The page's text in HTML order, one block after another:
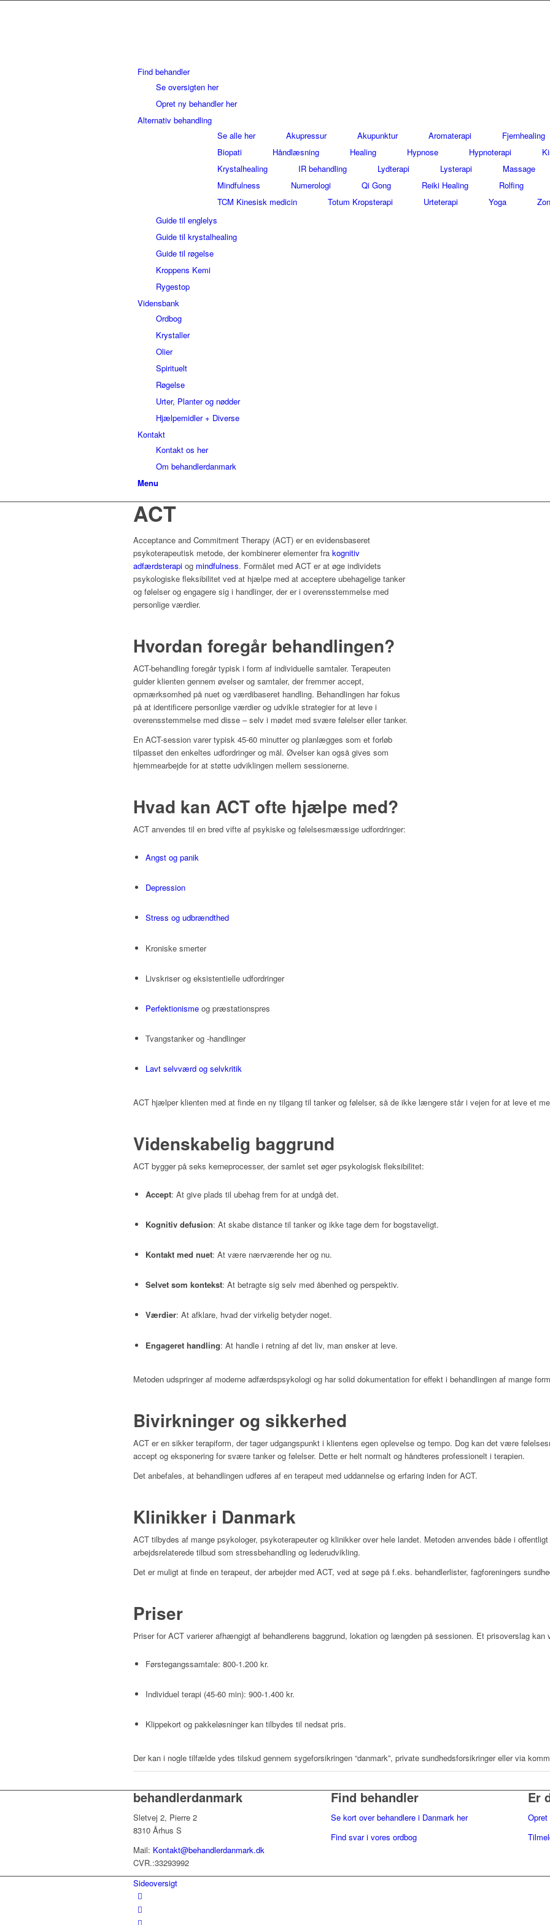
Find behandler
Se oversigten her
Opret ny behandler her
Alternativ behandling
Se alle her
Akupressur Akupunktur Aromaterapi Fjernhealing
Biopati
Håndlæsning Healing Hypnose Hypnoterapi
Krystalhealing
IR behandling Lydterapi Lysterapi Massage
Mindfulness
Numerologi Qi Gong Reiki Healing Rolfing
TCM Kinesisk medicin
Totum Kropsterapi Urteterapi Yoga
Guide til englelys
Guide til krystalhealing
Guide til røgelse
Kroppens Kemi
Rygestop
Vidensbank
Ordbog
Krystaller
Olier
Spirituelt
Røgelse
Urter, Planter og nødder
Hjælpemidler + Diverse
Kontakt
Kontakt os her
Om behandlerdanmark
Menu
ACT
Acceptance and Commitment Therapy (ACT) er en evidensbaseret
psykoterapeutisk metode, der kombinerer elementer fra kognitiv
adfærdsterapi og mindfulness. Formålet med ACT er at øge individets
psykologiske fleksibilitet ved at hjælpe med at acceptere ubehagelige tanker
og følelser og engagere sig i handlinger, der er i overensstemmelse med
personlige værdier.
Hvordan foregår behandlingen?
ACT-behandling foregår typisk i form af individuelle samtaler. Terapeuten
guider klienten gennem øvelser og samtaler, der fremmer accept,
opmærksomhed på nuet og værdibaseret handling. Behandlingen har fokus
på at identificere personlige værdier og udvikle strategier for at leve i
overensstemmelse med disse – selv i mødet med svære følelser eller tanker.
En ACT-session varer typisk 45-60 minutter og planlægges som et forløb
tilpasset den enkeltes udfordringer og mål. Øvelser kan også gives som
hjemmearbejde for at støtte udviklingen mellem sessionerne.
Hvad kan ACT ofte hjælpe med?
ACT anvendes til en bred vifte af psykiske og følelsesmæssige udfordringer:
Angst og panik
Depression
Stress og udbrændthed
Kroniske smerter
Livskriser og eksistentielle udfordringer
Perfektionisme og præstationspres
Tvangstanker og -handlinger
Lavt selvværd og selvkritik
ACT hjælper klienten med at finde en ny tilgang til tanker og følelser, så de ikke længere står i vejen for at leve et
Videnskabelig baggrund
ACT bygger på seks kerneprocesser, der samlet set øger psykologisk fleksibilitet:
Accept: At give plads til ubehag frem for at undgå det.
Kognitiv defusion: At skabe distance til tanker og ikke tage dem for bogstaveligt.
Kontakt med nuet: At være nærværende her og nu.
Selvet som kontekst: At betragte sig selv med åbenhed og perspektiv.
Værdier: At afklare, hvad der virkelig betyder noget.
Engageret handling: At handle i retning af det liv, man ønsker at leve.
Metoden udspringer af moderne adfærdspsykologi og har solid dokumentation for effekt i behandlingen af mange
Bivirkninger og sikkerhed
ACT er en sikker terapiform, der tager udgangspunkt i klientens egen oplevelse og tempo. Dog kan det være
accept og eksponering for svære tanker og følelser. Dette er helt normalt og håndteres professionelt i terapien.
Det anbefales, at behandlingen udføres af en terapeut med uddannelse og erfaring inden for ACT.
Klinikker i Danmark
ACT tilbydes af mange psykologer, psykoterapeuter og klinikker over hele landet. Metoden anvendes både i
arbejdsrelaterede tilbud som stressbehandling og lederudvikling.
Det er muligt at finde en terapeut, der arbejder med ACT, ved at søge på f.eks. behandlerlister, fagforeningers
Priser
Priser for ACT varierer afhængigt af behandlerens baggrund, lokation og længden på sessionen. Et prisoverslag kan
Førstegangssamtale: 800-1.200 kr.
Individuel terapi (45-60 min): 900-1.400 kr.
Klippekort og pakkeløsninger kan tilbydes til nedsat pris.
Der kan i nogle tilfælde ydes tilskud gennem sygeforsikringen “danmark”, private sundhedsforsikringer eller via
behandlerdanmark
Sletvej 2, Pierre 2
8310 Århus S
Mail: Kontakt@behandlerdanmark.dk
CVR.:33293992
Find behandler
Se kort over behandlere i Danmark her
Find svar i vores ordbog
Er
Opret
Sideoversigt